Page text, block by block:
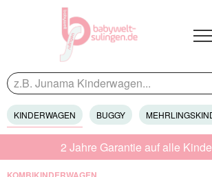
KINDERWAGEN BUGGY
2 Jahre Garantie auf alle